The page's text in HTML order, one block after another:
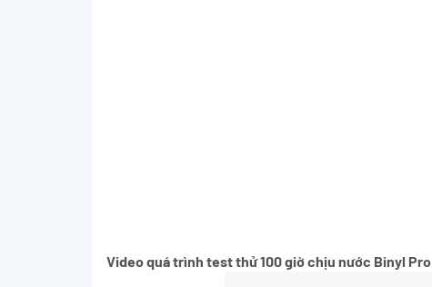
Video quá trình test thử 100 giờ chịu nước Binyl Pro